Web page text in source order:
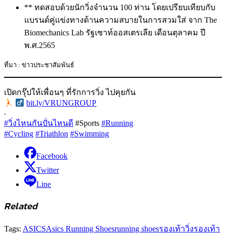
** ทดสอบด้วยนักวิ่งจำนวน 100 ท่าน โดยเปรียบเทียบกับ
แบรนด์คู่แข่งทางด้านความสบายในการสวมใส่ จาก The
Biomechanics Lab รัฐเซาท์ออสเตรเลีย เดือนตุลาคม ปี
พ.ศ.2565
ที่มา : ข่าวประชาสัมพันธ์
เปิดกรุ๊ปให้เพื่อนๆ ที่รักการวิ่ง ไปคุยกัน
bit.ly/VRUNGROUP
.
#วิ่งไหนกันปั่นไหนดี #Sports #Running
#Cycling #Triathlon #Swimming
Facebook
Twitter
Line
Related
Tags: ASICSAsics Running Shoesrunning shoesรองเท้าวิ่งรองเท้า